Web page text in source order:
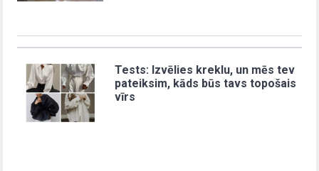
Tests: Izvēlies kreklu, un mēs tev
pateiksim, kāds būs tavs topošais
vīrs